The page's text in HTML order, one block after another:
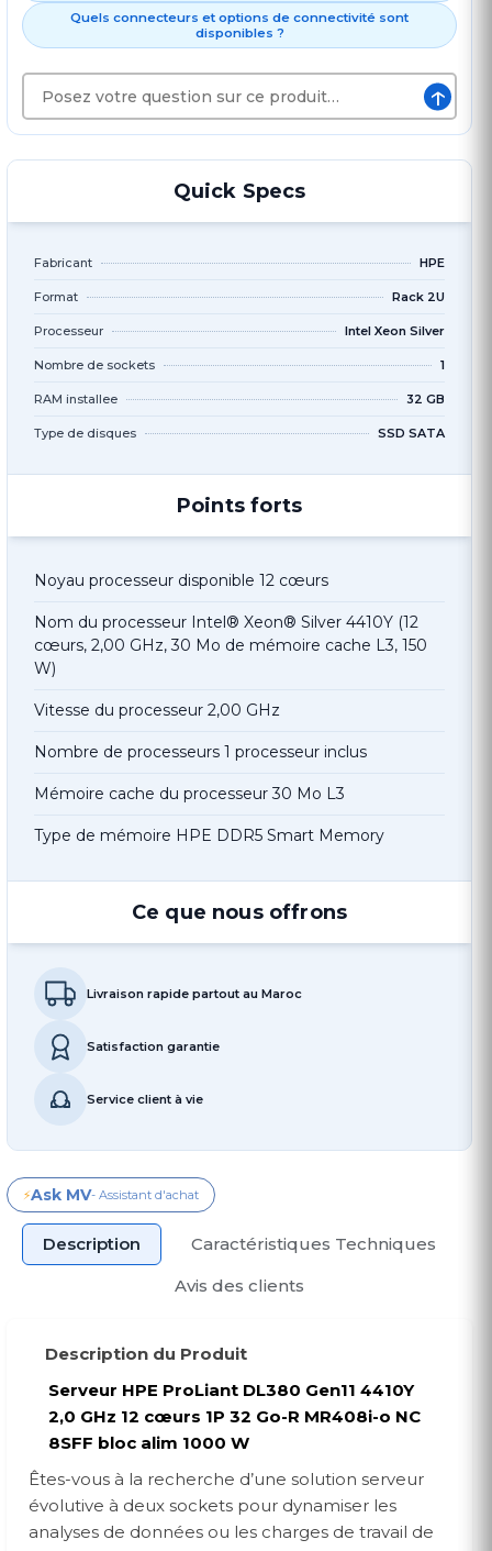
Quels connecteurs et options de connectivité sont
disponibles ?
↑
Quick Specs
Fabricant HPE
Format Rack 2U
Processeur Intel Xeon Silver
Nombre de sockets 1
RAM installee 32 GB
Type de disques SSD SATA
Points forts
Noyau processeur disponible 12 cœurs
Nom du processeur Intel® Xeon® Silver 4410Y (12
cœurs, 2,00 GHz, 30 Mo de mémoire cache L3, 150
W)
Vitesse du processeur 2,00 GHz
Nombre de processeurs 1 processeur inclus
Mémoire cache du processeur 30 Mo L3
Type de mémoire HPE DDR5 Smart Memory
Ce que nous offrons
Livraison rapide partout au Maroc
Satisfaction garantie
Service client à vie
⚡Ask MV- Assistant d'achat
Description
Caractéristiques Techniques
Avis des clients
Description du Produit
Serveur HPE ProLiant DL380 Gen11 4410Y
2,0 GHz 12 cœurs 1P 32 Go-R MR408i-o NC
8SFF bloc alim 1000 W
Êtes-vous à la recherche d’une solution serveur
évolutive à deux sockets pour dynamiser les
analyses de données ou les charges de travail de